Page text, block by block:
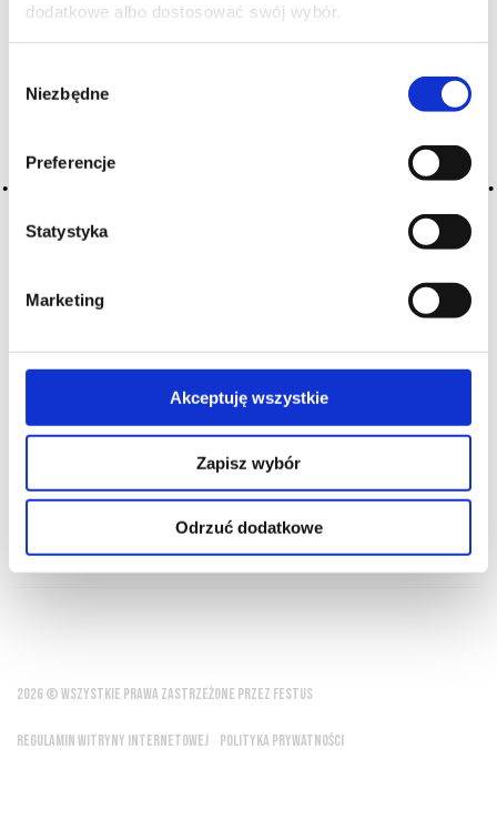
dodatkowe albo dostosować swój wybór.
zgody
Niezbędne
Preferencje
Statystyka
Marketing
Akceptuję wszystkie
Zapisz wybór
Odrzuć dodatkowe
Czy masz ukończone 18 lat?
Cały czas pracujemy nad wprowadzaniem do
słownika nowych haseł. Jeśli jakis termin stwarza
Państwu szczególny problem i nie ma go w słowniku
-proszę nas o tym poinformować
BLOG
PRZEWODNIK
SŁOWNIK
Aromat wina bywa jak subtelna poezja
2026 © WSZYSTKIE PRAWA ZASTRZEŻONE PRZEZ FESTUS
REGULAMIN WITRYNY INTERNETOWEJ POLITYKA PRYWATNOŚCI